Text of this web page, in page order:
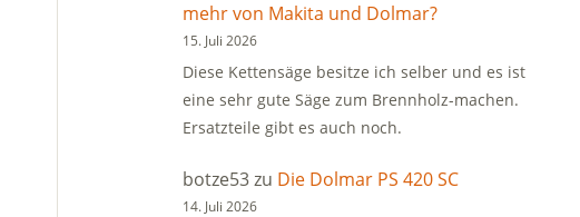
mehr von Makita und Dolmar?
15. Juli 2026
Diese Kettensäge besitze ich selber und es ist
eine sehr gute Säge zum Brennholz-machen.
Ersatzteile gibt es auch noch.
botze53zu Die Dolmar PS 420 SC
14. Juli 2026